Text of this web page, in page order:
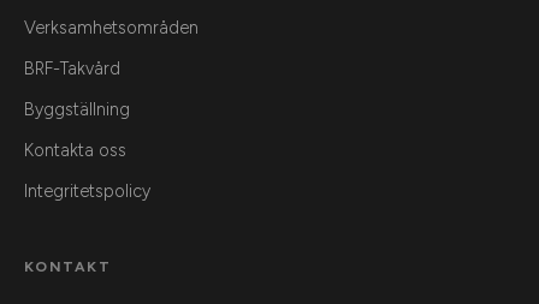
Verksamhetsområden
BRF-Takvård
Byggställning
Kontakta oss
Integritetspolicy
KONTAKT